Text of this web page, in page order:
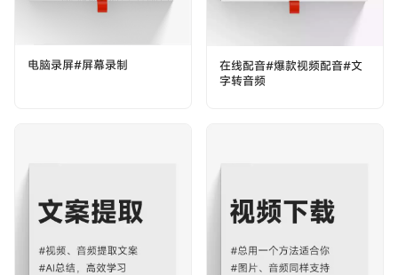
电脑录屏#屏幕录制
在线配音#爆款视频配音#文
字转音频